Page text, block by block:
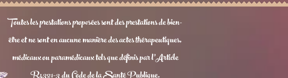
Toutes les prestations proposées sont des prestations de bien-
être et ne sont en aucune manière des actes thérapeutiques,
médicaux ou paramédicaux tels que définis par l’Article